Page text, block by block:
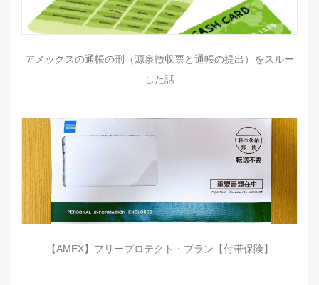
アメックスの通帳の刑（源泉徴収票と通帳の提出）をスルー
した話
【AMEX】フリープロテクト・プラン【付帯保険】